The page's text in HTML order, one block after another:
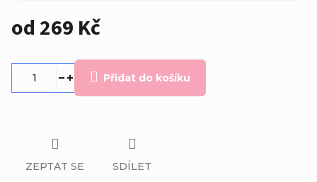
od 269 Kč
Přidat do košíku
ZEPTAT SE SDÍLET